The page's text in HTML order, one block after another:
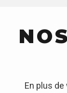
En plus